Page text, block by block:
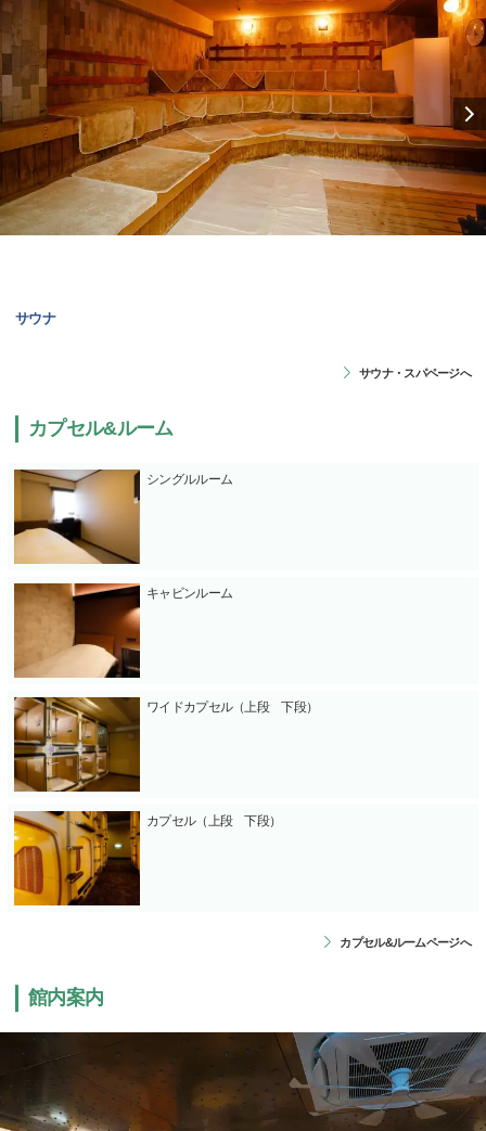
サウナ
サウナ・スパページへ
カプセル&ルーム
シングルルーム
キャビンルーム
ワイドカプセル（上段 下段）
カプセル（上段 下段）
カプセル&ルームページへ
館内案内